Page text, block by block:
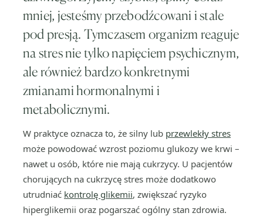
mniej, jesteśmy przebodźcowani i stale
pod presją. Tymczasem organizm reaguje
na stres nie tylko napięciem psychicznym,
ale również bardzo konkretnymi
zmianami hormonalnymi i
metabolicznymi.
W praktyce oznacza to, że silny lub przewlekły stres
może powodować wzrost poziomu glukozy we krwi –
nawet u osób, które nie mają cukrzycy. U pacjentów
chorujących na cukrzycę stres może dodatkowo
utrudniać kontrolę glikemii, zwiększać ryzyko
hiperglikemii oraz pogarszać ogólny stan zdrowia.